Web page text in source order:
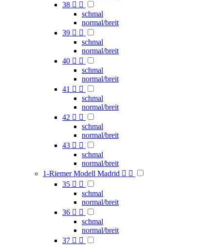
38  
schmal
normal/breit
39  
schmal
normal/breit
40  
schmal
normal/breit
41  
schmal
normal/breit
42  
schmal
normal/breit
43  
schmal
normal/breit
1-Riemer Modell Madrid  
35  
schmal
normal/breit
36  
schmal
normal/breit
37  